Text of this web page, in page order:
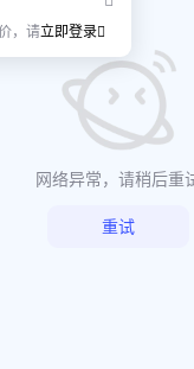
，请立即登录
网络异常，请稍后重
重试